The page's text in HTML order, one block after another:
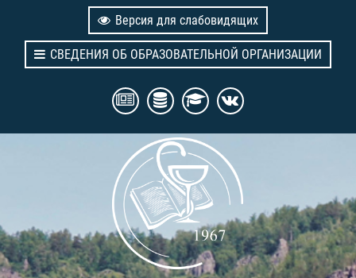
Версия для слабовидящих
СВЕДЕНИЯ ОБ ОБРАЗОВАТЕЛЬНОЙ ОРГАНИЗАЦИИ